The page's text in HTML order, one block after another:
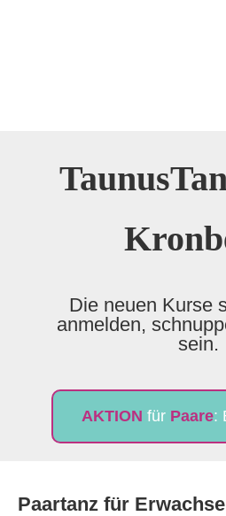
Die neuen Kurse
anmelden,
sein.
AKTION für Paare:
Paartanz für